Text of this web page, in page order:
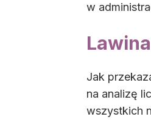
w
Jak
na analizę
wszystkich